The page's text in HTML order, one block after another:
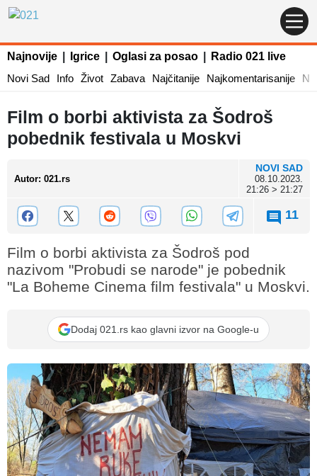
Najnovije Igrice Oglasi za posao
Radio 021 live
Novi Sad
Info Život Zabava Najčitanije Najkomentarisanije
Film o borbi aktivista za Šodroš
pobednik festivala u Moskvi
Autor: 021.rs
NOVI SAD
08.10.2023.
21:26 > 21:27
11
Film o borbi aktivista za Šodroš pod
nazivom "Probudi se narode" je pobednik
"La Boheme Cinema film festivala" u Moskvi.
Dodaj 021.rs kao glavni izvor na Google-u